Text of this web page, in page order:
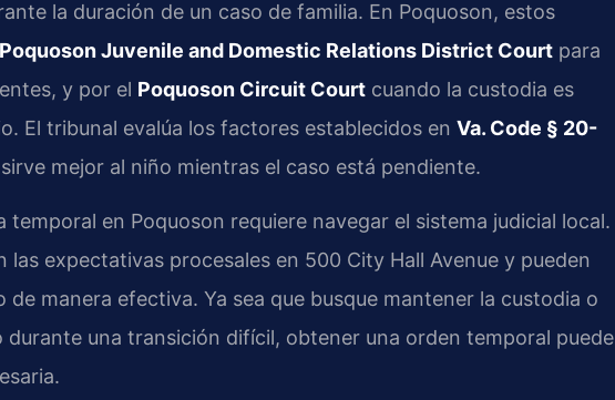
la duración de un caso de familia. En Poquoson, estos
Poquoson Juvenile and Domestic Relations District Court para
y por el Poquoson Circuit Court cuando la custodia es
El tribunal evalúa los factores establecidos en Va. Code § 20-
mejor al niño mientras el caso está pendiente.
temporal en Poquoson requiere navegar el sistema judicial local.
las expectativas procesales en 500 City Hall Avenue y pueden
manera efectiva. Ya sea que busque mantener la custodia o
durante una transición difícil, obtener una orden temporal puede